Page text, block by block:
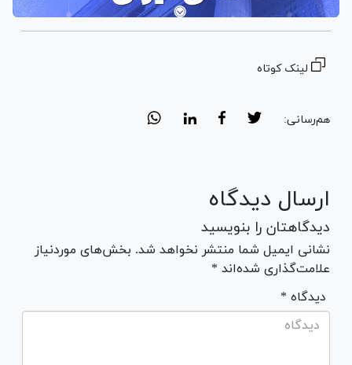
لینک کوتاه
هم‌رسانی:
ارسال دیدگاه
دیدگاهتان را بنویسید
نشانی ایمیل شما منتشر نخواهد شد. بخش‌های موردنیاز
علامت‌گذاری شده‌اند *
* دیدگاه